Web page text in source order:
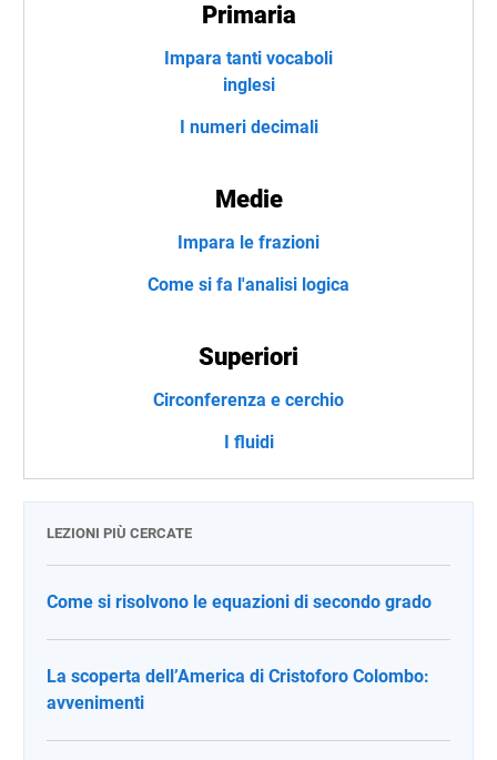
Primaria
Impara tanti vocaboli
inglesi
I numeri decimali
Medie
Impara le frazioni
Come si fa l'analisi logica
Superiori
Circonferenza e cerchio
I fluidi
LEZIONI PIÙ CERCATE
Come si risolvono le equazioni di secondo grado
La scoperta dell’America di Cristoforo Colombo:
avvenimenti